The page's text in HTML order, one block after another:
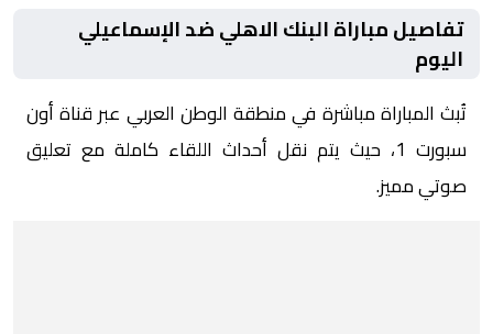
تفاصيل مباراة البنك الاهلي ضد الإسماعيلي
اليوم
تُبث المباراة مباشرة في منطقة الوطن العربي عبر قناة أون
سبورت 1، حيث يتم نقل أحداث اللقاء كاملة مع تعليق
صوتي مميز.